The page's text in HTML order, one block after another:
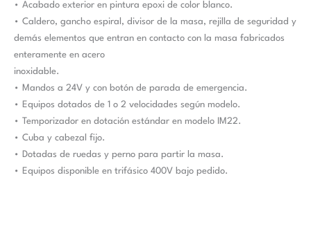
• Acabado exterior en pintura epoxi de color blanco.
• Caldero, gancho espiral, divisor de la masa, rejilla de seguridad y
demás elementos que entran en contacto con la masa fabricados
enteramente en acero
inoxidable.
• Mandos a 24V y con botón de parada de emergencia.
• Equipos dotados de 1 o 2 velocidades según modelo.
• Temporizador en dotación estándar en modelo IM22.
• Cuba y cabezal fijo.
• Dotadas de ruedas y perno para partir la masa.
• Equipos disponible en trifásico 400V bajo pedido.